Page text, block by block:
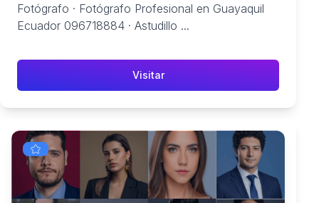
Fotógrafo · Fotógrafo Profesional en Guayaquil
Ecuador 096718884 · Astudillo ...
Visitar